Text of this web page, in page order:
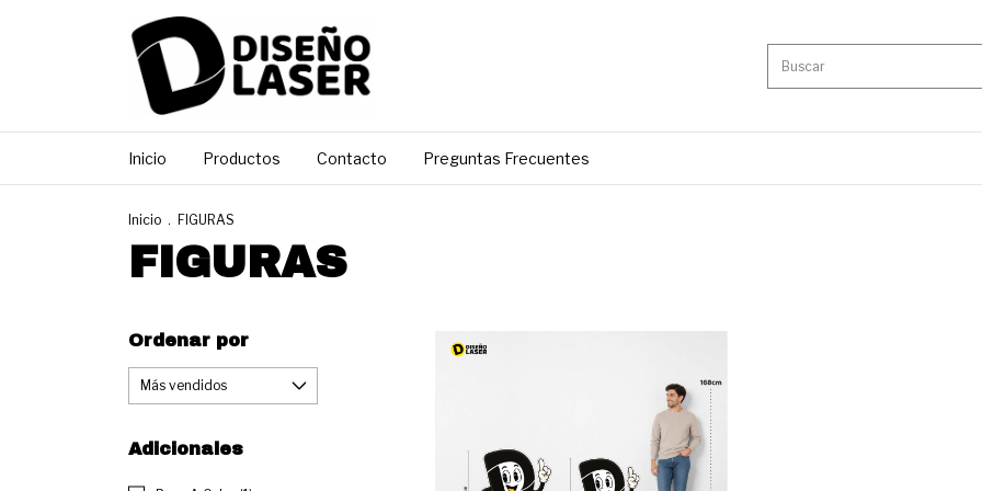
Inicio Productos Contacto Preguntas Frecuentes
Inicio . FIGURAS
FIGURAS
Ordenar por
Adicionales